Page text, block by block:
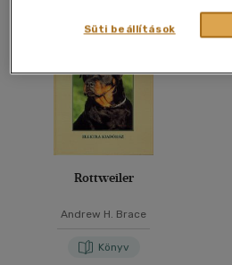
Alkalmaz
Rottweiler
Andrew H. Brace
Könyv
Süti beállítások